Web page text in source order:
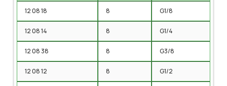
12 08 18 8 G1/8
12 08 14 8 G1/4
12 08 38 8 G3/8
12 08 12 8 G1/2